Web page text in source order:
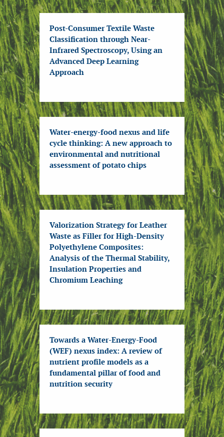
Post-Consumer Textile Waste
Classification through Near-
Infrared Spectroscopy, Using an
Advanced Deep Learning
Approach
Water-energy-food nexus and life
cycle thinking: A new approach to
environmental and nutritional
assessment of potato chips
Valorization Strategy for Leather
Waste as Filler for High-Density
Polyethylene Composites:
Analysis of the Thermal Stability,
Insulation Properties and
Chromium Leaching
Towards a Water-Energy-Food
(WEF) nexus index: A review of
nutrient profile models as a
fundamental pillar of food and
nutrition security